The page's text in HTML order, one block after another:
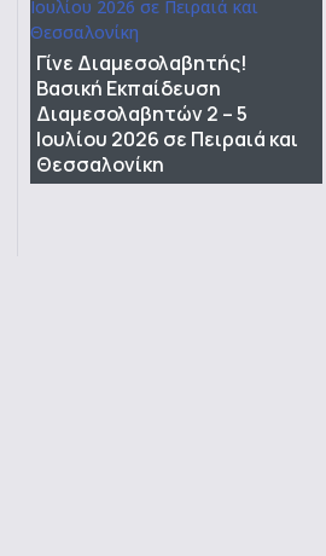
Γίνε Διαμεσολαβητής!
Βασική Εκπαίδευση
Διαμεσολαβητών 2 – 5
Ιουλίου 2026 σε Πειραιά και
Θεσσαλονίκη